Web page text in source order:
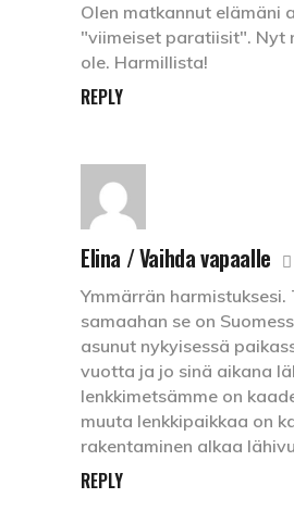
Olen matkannut elämäni
"viimeiset paratiisit". Nyt
ole. Harmillista!
REPLY
Elina / Vaihda vapaalle
Ymmärrän harmistuksesi.
samaahan se on
asunut nykyisessä
vuotta ja jo sinä aikana
lenkkimetsämme on
muuta lenkkipaikkaa on
rakentaminen alkaa
REPLY